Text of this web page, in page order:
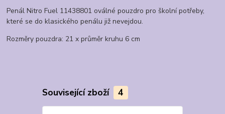
Penál Nitro Fuel 11438801 oválné pouzdro pro školní potřeby,
které se do klasického penálu již nevejdou.
Rozměry pouzdra: 21 x průměr kruhu 6 cm
Související zboží 4